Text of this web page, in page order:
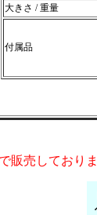
大きさ / 重量
付属品
販売しており